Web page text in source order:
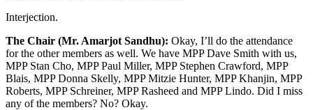
Interjection.
The Chair (Mr. Amarjot Sandhu): Okay, I’ll do the attendance
for the other members as well. We have MPP Dave Smith with us,
MPP Stan Cho, MPP Paul Miller, MPP Stephen Crawford, MPP
Blais, MPP Donna Skelly, MPP Mitzie Hunter, MPP Khanjin, MPP
Roberts, MPP Schreiner, MPP Rasheed and MPP Lindo. Did I miss
any of the members? No? Okay.